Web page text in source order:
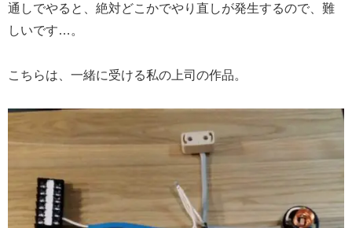
通しでやると、絶対どこかでやり直しが発生するので、難
しいです…。
こちらは、一緒に受ける私の上司の作品。